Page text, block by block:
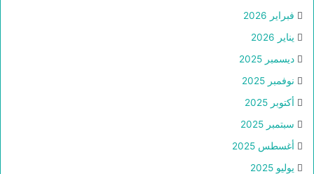
فبراير 2026
يناير 2026
ديسمبر 2025
نوفمبر 2025
أكتوبر 2025
سبتمبر 2025
أغسطس 2025
يوليو 2025